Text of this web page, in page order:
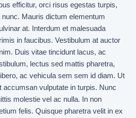
efficitur, orci risus egestas turpis,
Mauris dictum elementum
at. Interdum et malesuada
in faucibus. Vestibulum at auctor
Duis vitae tincidunt lacus, ac
lectus sed mattis pharetra,
ac vehicula sem sem id diam. Ut
accumsan vulputate in turpis. Nunc
molestie vel ac nulla. In non
felis. Quisque pharetra velit in ex